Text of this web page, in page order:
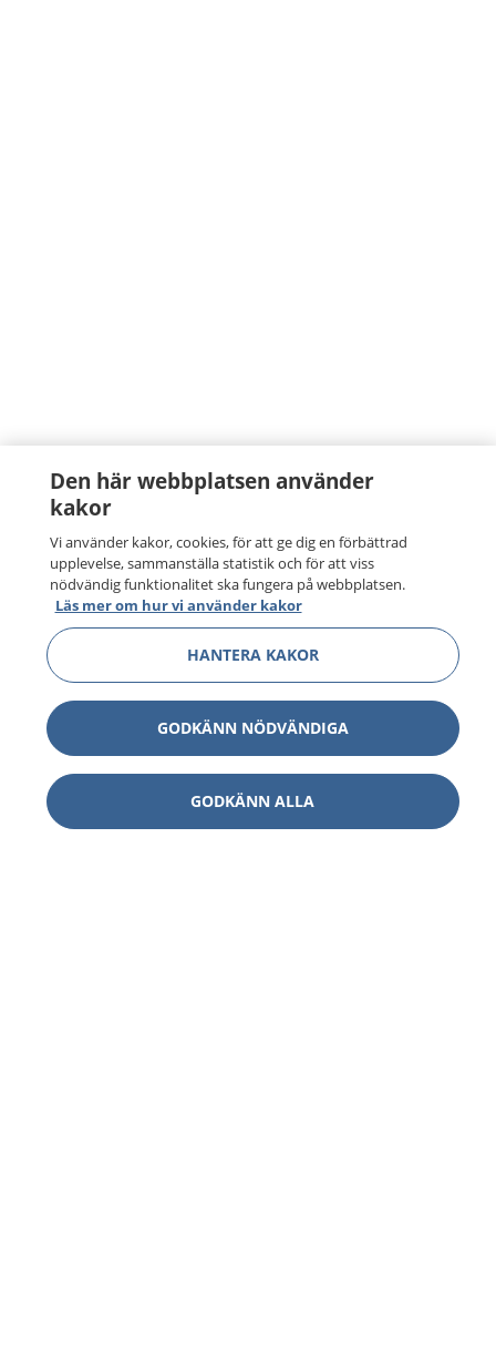
Den här webbplatsen använder
kakor
Vi använder kakor, cookies, för att ge dig en förbättrad
upplevelse, sammanställa statistik och för att viss
nödvändig funktionalitet ska fungera på webbplatsen.
Läs mer om hur vi använder kakor
HANTERA KAKOR
GODKÄNN NÖDVÄNDIGA
GODKÄNN ALLA